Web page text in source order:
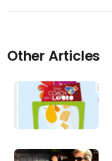
Other Articles